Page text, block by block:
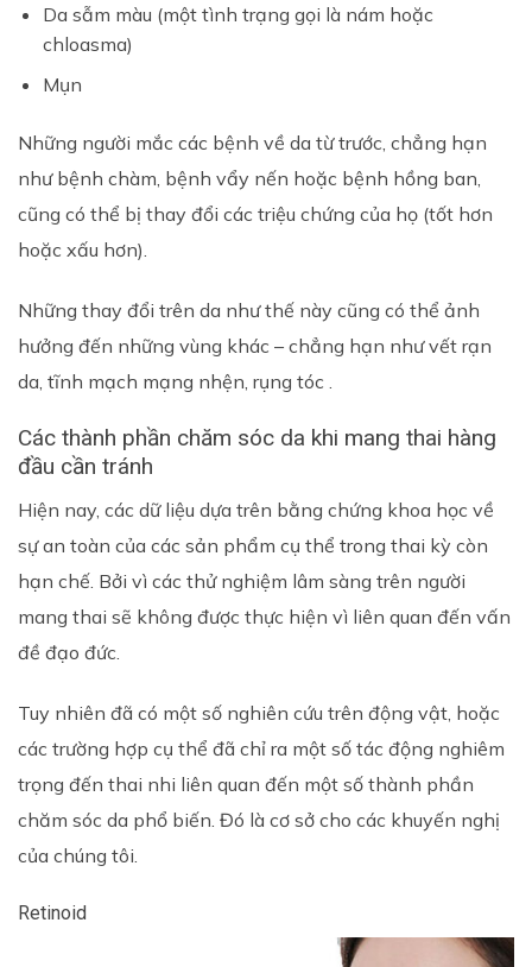
Da sẫm màu (một tình trạng gọi là nám hoặc
chloasma)
Mụn
Những người mắc các bệnh về da từ trước, chẳng hạn
như bệnh chàm, bệnh vẩy nến hoặc bệnh hồng ban,
cũng có thể bị thay đổi các triệu chứng của họ (tốt hơn
hoặc xấu hơn).
Những thay đổi trên da như thế này cũng có thể ảnh
hưởng đến những vùng khác – chẳng hạn như vết rạn
da, tĩnh mạch mạng nhện, rụng tóc .
Các thành phần chăm sóc da khi mang thai hàng
đầu cần tránh
Hiện nay, các dữ liệu dựa trên bằng chứng khoa học về
sự an toàn của các sản phẩm cụ thể trong thai kỳ còn
hạn chế. Bởi vì các thử nghiệm lâm sàng trên người
mang thai sẽ không được thực hiện vì liên quan đến vấn
đề đạo đức.
Tuy nhiên đã có một số nghiên cứu trên động vật, hoặc
các trường hợp cụ thể đã chỉ ra một số tác động nghiêm
trọng đến thai nhi liên quan đến một số thành phần
chăm sóc da phổ biến. Đó là cơ sở cho các khuyến nghị
của chúng tôi.
Retinoid